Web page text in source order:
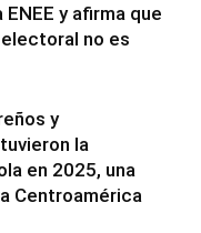
y afirma que
no es
y
la
en 2025, una
Centroamérica